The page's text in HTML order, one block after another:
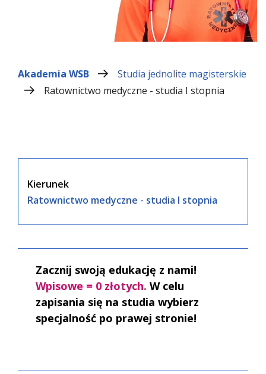
Akademia WSB
Studia jednolite magisterskie
Ratownictwo medyczne - studia I stopnia
Kierunek
Ratownictwo medyczne - studia I stopnia
Zacznij swoją edukację z nami!
Wpisowe = 0 złotych. W celu
zapisania się na studia wybierz
specjalność po prawej stronie!